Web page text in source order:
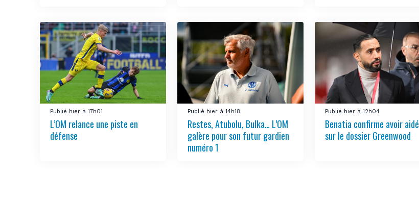
Publié hier à 17h01
L’OM relance une piste en
défense
Publié hier à 14h18
Restes, Atubolu, Bulka… L’OM
galère pour son futur gardien
numéro 1
Publié hier à 12h04
Benatia confirme avoir aidé
sur le dossier Greenwood